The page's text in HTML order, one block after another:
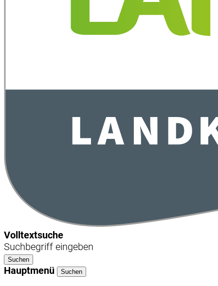
Volltextsuche
Suchbegriff eingeben
Suchen
Hauptmenü Suchen